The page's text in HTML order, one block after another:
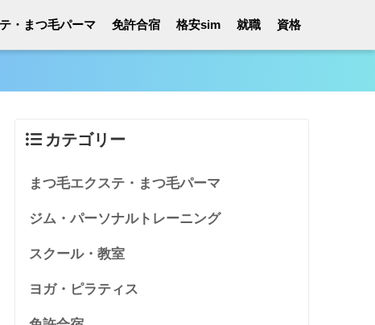
・まつ毛パーマ 免許合宿 格安sim 就職 資格
カテゴリー
まつ毛エクステ・まつ毛パーマ
ジム・パーソナルトレーニング
スクール・教室
ヨガ・ピラティス